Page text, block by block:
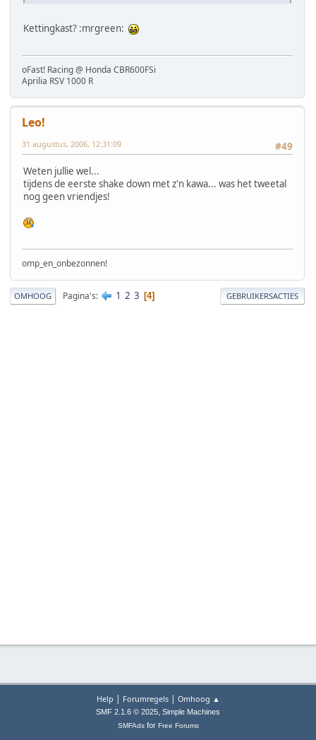
Kettingkast? :mrgreen:
oFast! Racing @ Honda CBR600FSi
Aprilia RSV 1000 R
Leo!
#49
31 augustus, 2006, 12:31:09
Weten jullie wel...
tijdens de eerste shake down met z'n kawa... was het tweetal
nog geen vriendjes!
omp_en_onbezonnen!
OMHOOG Pagina's 1 2 3 4 GEBRUIKERSACTIES
Help | Forumregels| Omhoog ▲
SMF 2.1.6 © 2025, Simple Machines
SMFAdsfor Free Forums